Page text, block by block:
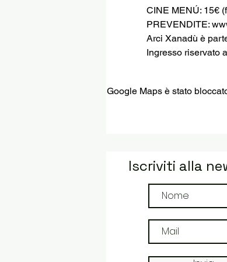
CINE MENÚ: 15€
PREVENDITE:
Arci Xanadù è
Ingresso riservato
Google Maps è stato
Iscriviti alla